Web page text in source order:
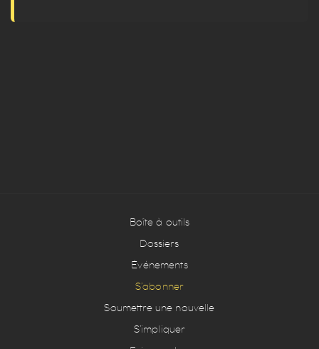
Boîte à outils
Dossiers
Événements
S’abonner
Soumettre une nouvelle
S’impliquer